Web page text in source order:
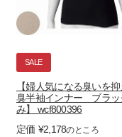
SALE
【婦人気になる臭いを
臭半袖インナー ブラッ
み】 wcf800396
定価 ¥2,178のところ